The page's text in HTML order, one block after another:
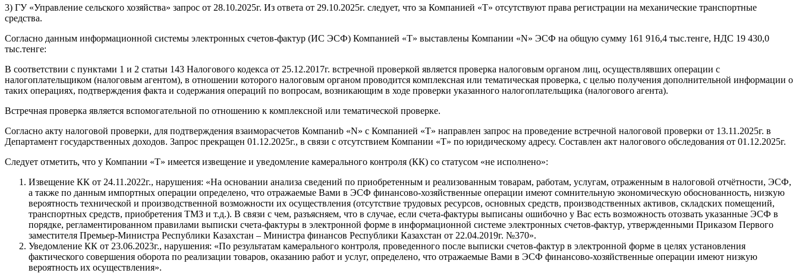
3) ГУ «Управление сельского хозяйства» запрос от 28.10.2025г. Из ответа от 29.10.2025г. следует, что за Компанией «T» отсутствуют права регистрации на механические транспортные
средства.
Согласно данным информационной системы электронных счетов-фактур (ИС ЭСФ) Компанией «T» выставлены Компании «N» ЭСФ на общую сумму 161 916,4 тыс.тенге, НДС 19 430,0
тыс.тенге:
В соответствии с пунктами 1 и 2 статьи 143 Налогового кодекса от 25.12.2017г. встречной проверкой является проверка налоговым органом лиц, осуществлявших операции с
налогоплательщиком (налоговым агентом), в отношении которого налоговым органом проводится комплексная или тематическая проверка, с целью получения дополнительной информации о
таких операциях, подтверждения факта и содержания операций по вопросам, возникающим в ходе проверки указанного налогоплательщика (налогового агента).
Встречная проверка является вспомогательной по отношению к комплексной или тематической проверке.
Согласно акту налоговой проверки, для подтверждения взаиморасчетов Компаниb «N» с Компанией «T» направлен запрос на проведение встречной налоговой проверки от 13.11.2025г. в
Департамент государственных доходов. Запрос прекращен 01.12.2025г., в связи с отсутствием Компании «T» по юридическому адресу. Составлен акт налогового обследования от 01.12.2025г.
Следует отметить, что у Компании «T» имеется извещение и уведомление камерального контроля (КК) со статусом «не исполнено»:
Извещение КК от 24.11.2022г., нарушения: «На основании анализа сведений по приобретенным и реализованным товарам, работам, услугам, отраженным в налоговой отчётности, ЭСФ,
а также по данным импортных операции определено, что отражаемые Вами в ЭСФ финансово-хозяйственные операции имеют сомнительную экономическую обоснованность, низкую
вероятность технической и производственной возможности их осуществления (отсутствие трудовых ресурсов, основных средств, производственных активов, складских помещений,
транспортных средств, приобретения ТМЗ и т.д.). В связи с чем, разъясняем, что в случае, если счета-фактуры выписаны ошибочно у Вас есть возможность отозвать указанные ЭСФ в
порядке, регламентированном правилами выписки счета-фактуры в электронной форме в информационной системе электронных счетов-фактур, утвержденными Приказом Первого
заместителя Премьер-Министра Республики Казахстан – Министра финансов Республики Казахстан от 22.04.2019г. №370».
Уведомление КК от 23.06.2023г., нарушения: «По результатам камерального контроля, проведенного после выписки счетов-фактур в электронной форме в целях установления
фактического совершения оборота по реализации товаров, оказанию работ и услуг, определено, что отражаемые Вами в ЭСФ финансово-хозяйственные операции имеют низкую
вероятность их осуществления».